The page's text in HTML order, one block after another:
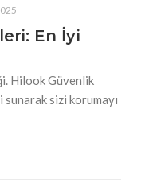
En İyi
Hilook Güvenlik
sizi korumayı